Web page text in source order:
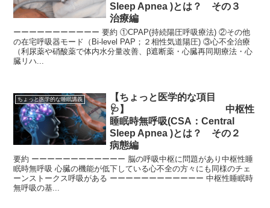
Sleep Apnea )とは？ その３
治療編
ーーーーーーーーーーー 要約 ①CPAP(持続陽圧呼吸療法) ②その他
の在宅呼吸器モード（Bi-level PAP；２相性気道陽圧) ③心不全治療
（利尿薬や硝酸薬で体内水分量改善、β遮断薬・心臓再同期療法・心
臓リハ...
ちょっと医学的な睡眠講義
【ちょっと医学的な項目
🩺】 中枢性
睡眠時無呼吸(CSA：Central
Sleep Apnea )とは？ その２
病態編
要約 ーーーーーーーーーーーー 脳の呼吸中枢に問題があり中枢性睡
眠時無呼吸 心臓の機能が低下している心不全の方々にも同様のチェ
ーンストークス呼吸がある ーーーーーーーーーーーー 中枢性睡眠時
無呼吸の基...